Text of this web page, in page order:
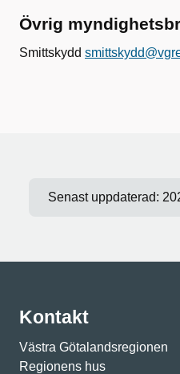
Övrig
Smittskydd
Senast uppdaterad:
Kontakt
Västra Götalandsregionen
Regionens hus